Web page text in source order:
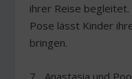
ihrer Reise
Pose lässt Kinder
bringen.